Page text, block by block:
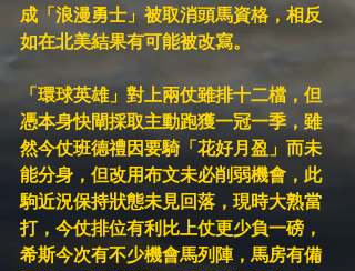
成「浪漫勇士」被取消頭馬資格，相反
如在北美結果有可能被改寫。
「環球英雄」對上兩仗雖排十二檔，但
憑本身快閘採取主動跑獲一冠一季，雖
然今仗班德禮因要騎「花好月盈」而未
能分身，但改用布文未必削弱機會，此
駒近況保持狀態未見回落，現時大熟當
打，今仗排位有利比上仗更少負一磅，
希斯今次有不少機會馬列陣，馬房有備